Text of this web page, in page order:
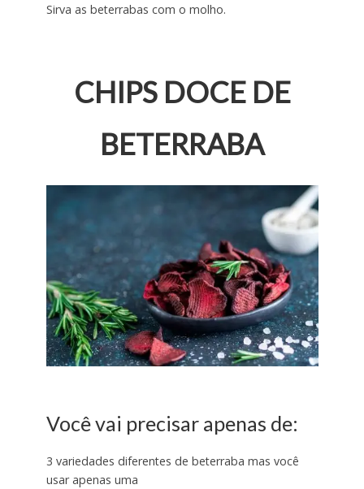
Sirva as beterrabas com o molho.
CHIPS DOCE DE
BETERRABA
Você vai precisar apenas de:
3 variedades diferentes de beterraba mas você
usar apenas uma